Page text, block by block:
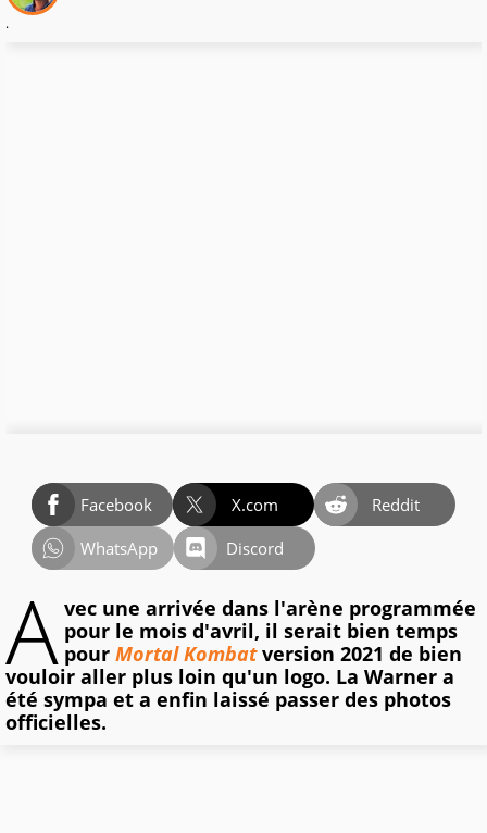
.
Facebook X.com
Reddit
WhatsApp
Discord
A vec une arrivée dans l'arène programmée
pour le mois d'avril, il serait bien temps
pour Mortal Kombatversion 2021 de bien
vouloir aller plus loin qu'un logo. La Warner a
été sympa et a enfin laissé passer des photos
officielles.